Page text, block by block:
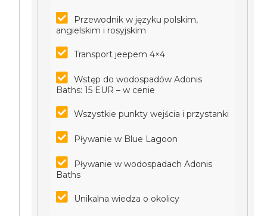
Przewodnik w języku polskim,
angielskim i rosyjskim
Transport jeepem 4×4
Wstęp do wodospadów Adonis
Baths: 15 EUR – w cenie
Wszystkie punkty wejścia i przystanki
Pływanie w Blue Lagoon
Pływanie w wodospadach Adonis
Baths
Unikalna wiedza o okolicy